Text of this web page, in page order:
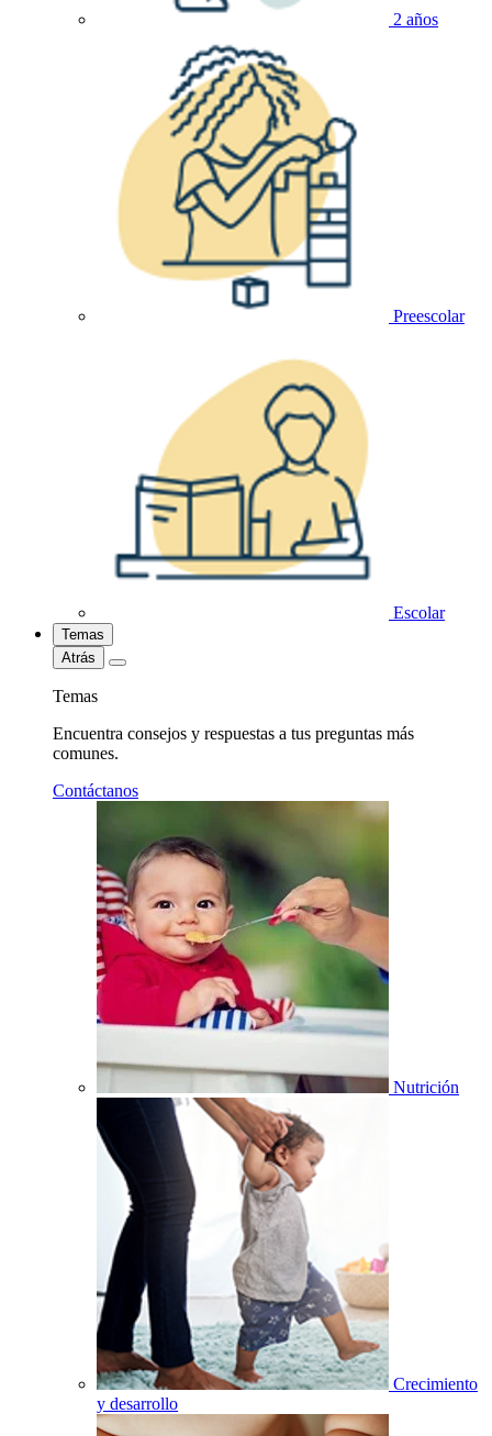
2 años
Preescolar
Escolar
Temas
Atrás
Temas
Encuentra consejos y respuestas a tus preguntas más
comunes.
Contáctanos
Nutrición
Crecimiento
y desarrollo